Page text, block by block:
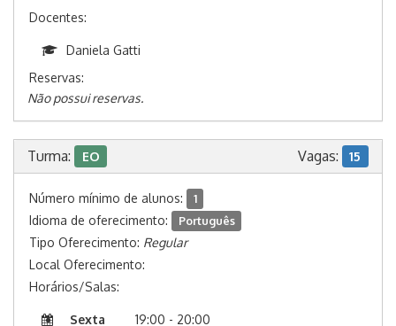
Docentes:
Daniela Gatti
Reservas:
Não possui reservas.
Turma: EO Vagas: 15
Número mínimo de alunos: 1
Idioma de oferecimento: Português
Tipo Oferecimento: Regular
Local Oferecimento:
Horários/Salas:
Sexta 19:00 - 20:00